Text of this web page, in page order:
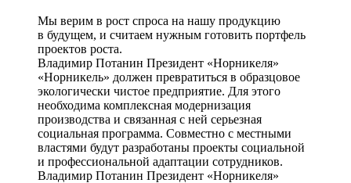
Мы верим в рост спроса на нашу продукцию
в будущем, и считаем нужным готовить портфель
проектов роста.
Владимир Потанин Президент «Норникеля»
«Норникель» должен превратиться в образцовое
экологически чистое предприятие. Для этого
необходима комплексная модернизация
производства и связанная с ней серьезная
социальная программа. Совместно с местными
властями будут разработаны проекты социальной
и профессиональной адаптации сотрудников.
Владимир Потанин Президент «Норникеля»